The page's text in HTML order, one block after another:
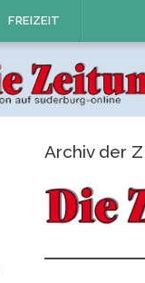
FREIZEIT
Archiv der